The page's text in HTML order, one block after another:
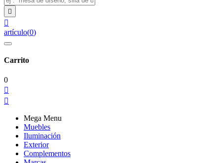


artículo(0)
Carrito
0


Mega Menu
Muebles
Iluminación
Exterior
Complementos